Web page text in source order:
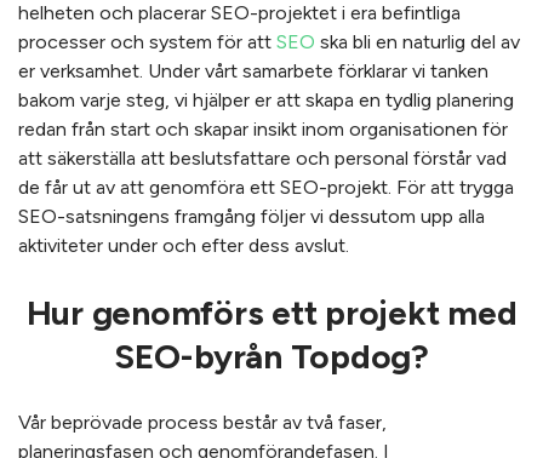
helheten och placerar SEO-projektet i era befintliga
processer och system för att SEO ska bli en naturlig del av
er verksamhet. Under vårt samarbete förklarar vi tanken
bakom varje steg, vi hjälper er att skapa en tydlig planering
redan från start och skapar insikt inom organisationen för
att säkerställa att beslutsfattare och personal förstår vad
de får ut av att genomföra ett SEO-projekt. För att trygga
SEO-satsningens framgång följer vi dessutom upp alla
aktiviteter under och efter dess avslut.
Hur genomförs ett projekt med
SEO-byrån Topdog?
Vår beprövade process består av två faser,
planeringsfasen och genomförandefasen. I